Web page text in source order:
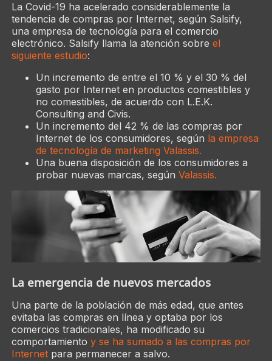
La Covid-19 ha acelerado considerablemente la
tendencia de compras por Internet, según Salsify,
una empresa de tecnología para el comercio
electrónico. Salsify llama la atención sobre el
siguiente estudio:
Un incremento de entre el 10 % y el 30 % del
gasto por Internet en productos comestibles y
no comestibles, de acuerdo con L.E.K.
Consulting and Civis.
Un incremento del 42 % de las compras por
Internet de los consumidores, según la empresa
de tecnología de marketing Valassis.
Una buena disposición de los consumidores a
probar nuevas marcas, según Valassis.
La emergencia de nuevos mercados
Una parte de la población de más edad, que antes
evitaba las compras en línea y optaba por los
comercios tradicionales, ha modificado su
comportamiento y se ha sumado a las compras por
Internetpara permanecer a salvo.